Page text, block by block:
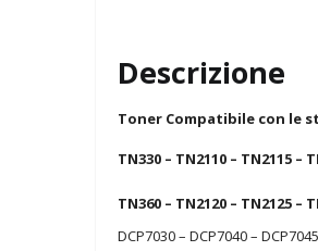
Descrizione
Toner Compatibile con le
TN330 – TN2110 – TN2115 –
TN360 – TN2120 – TN2125 –
DCP7030 – DCP7040 –